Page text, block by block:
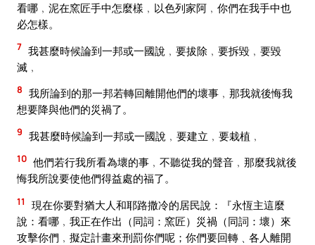
看哪﹐泥在窯匠手中怎麼樣﹐以色列家阿﹐你們在我手中也
必怎樣。
7 我甚麼時候論到一邦或一國說﹐要拔除﹐要拆毀﹐要毀
滅﹐
8 我所論到的那一邦若轉回離開他們的壞事﹐那我就後悔我
想要降與他們的災禍了。
9 我甚麼時候論到一邦或一國說﹐要建立﹐要栽植﹐
10 他們若行我所看為壞的事﹐不聽從我的聲音﹐那麼我就後
悔我所說要使他們得益處的福了。
11
現在你要對猶大人和耶路撒冷的居民說：『永恆主這麼
說：看哪﹐我正在作出（同詞：窯匠）災禍（同詞：壞）來
攻擊你們﹐擬定計畫來刑罰你們呢；你們要回轉﹑各人離開